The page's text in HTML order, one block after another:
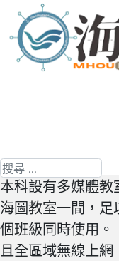
到
搜尋
本科設有多媒體教
海圖教室一間，足
個班級同時使用。
且全區域無線上